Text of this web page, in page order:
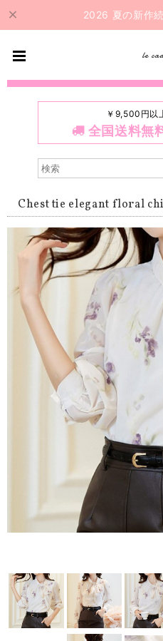
2026 夏の新作
le
￥9,500円以
全国送料無
Chest tie elegant floral